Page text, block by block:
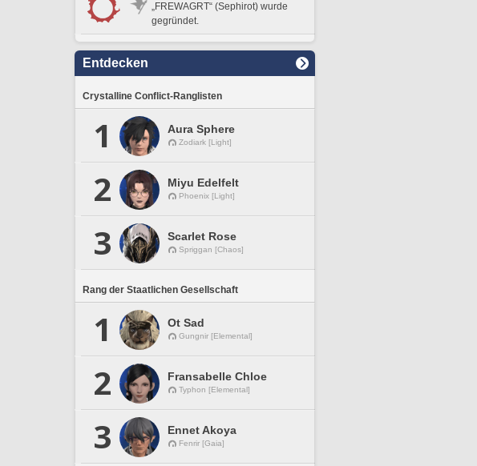
„FREWAGRT“ (Sephirot) wurde
gegründet.
Entdecken
Crystalline Conflict-Ranglisten
1 Aura Sphere
Zodiark [Light]
2 Miyu Edelfelt
Phoenix [Light]
3 Scarlet Rose
Spriggan [Chaos]
Rang der Staatlichen Gesellschaft
1 Ot Sad
Gungnir [Elemental]
2 Fransabelle Chloe
Typhon [Elemental]
3 Ennet Akoya
Fenrir [Gaia]